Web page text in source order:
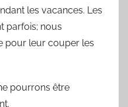
les vacances. Les
parfois; nous
pour leur couper les
pourrons être